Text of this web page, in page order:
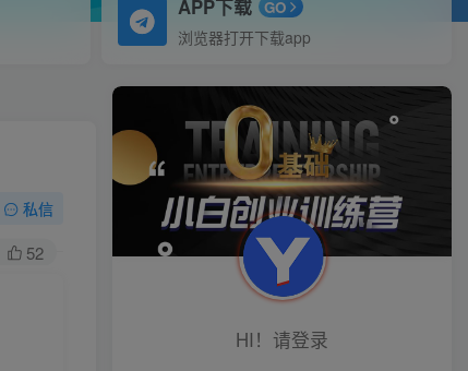
APP下载 GO
浏览器打开下载app
私信
52
HI！请登录